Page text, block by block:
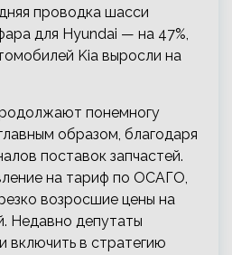
проводка шасси
для Hyundai — на 47%,
Kia выросли на
понемногу
образом, благодаря
поставок запчастей.
на тариф по ОСАГО,
возросшие цены на
Недавно депутаты
в стратегию